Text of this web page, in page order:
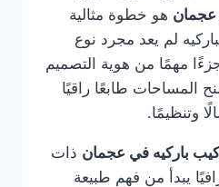
عجمان هو خطوة مثالية
لم يعد مجرد نوع
مهمًا من هوية التصميم
المساحات طابعًا راقيًا
وتنظيمًا.
باركيه في عجمان ذات
يبدأ من فهم طبيعة